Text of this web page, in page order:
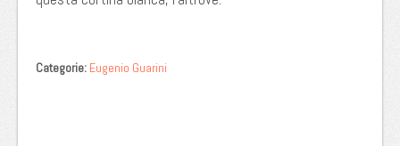
Categorie: Eugenio Guarini